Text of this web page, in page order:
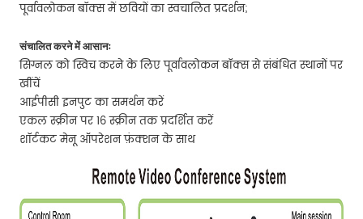
पूर्वावलोकन बॉक्स में छवियों का स्वचालित प्रदर्शन;
संचालित करने में आसानः
सिग्नल को स्विच करने के लिए पूर्वावलोकन बॉक्स से संबंधित स्थानों पर
खींचें
आईपीसी इनपुट का समर्थन करें
एकल स्क्रीन पर 16 स्क्रीन तक प्रदर्शित करें
शॉर्टकट मेनू ऑपरेशन फ़ंक्शन के साथ